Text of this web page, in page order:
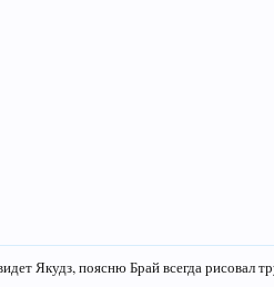
Якудз, поясню Брай всегда